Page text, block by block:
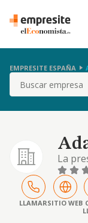
EMPRESITE ESPAÑA
Buscar
La
para
LLAMARSITIO WEB